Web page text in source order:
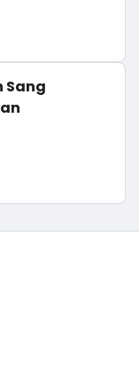
Sang